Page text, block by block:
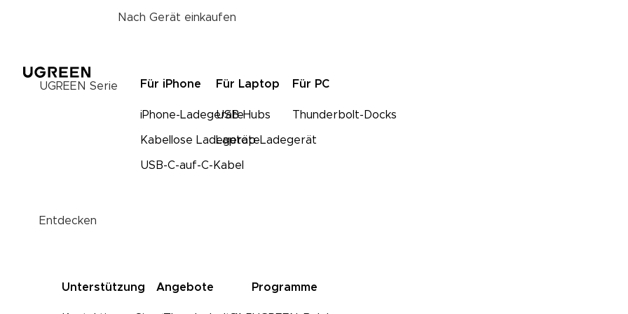
UGREEN Serie
Nach Gerät einkaufen
Für iPhone
iPhone-Ladegeräte
Kabellose Ladegeräte
USB-C-auf-C-Kabel
Für Laptop
USB-Hubs
Laptop-Ladegerät
Für PC
Thunderbolt-Docks
Entdecken
Unterstützung Angebote Programme